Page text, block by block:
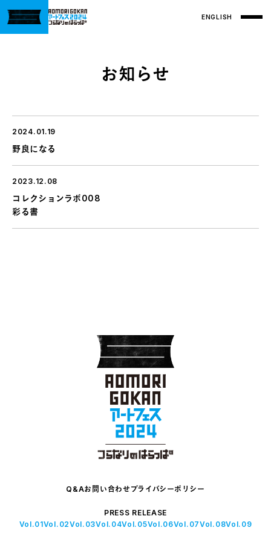
ENGLISH
お知らせ
2024.01.19
野良になる
2023.12.08
コレクションラボ008
彩る書
Q&Aお問い合わせ プライバシーポリシー
PRESS RELEASE
Vol.01Vol.02Vol.03Vol.04Vol.05Vol.06Vol.07Vol.08Vol.09